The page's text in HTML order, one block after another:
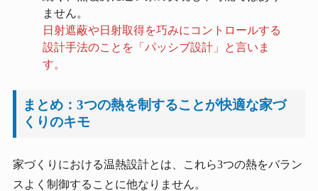
ません。
日射遮蔽や日射取得を巧みにコントロールする
設計手法のことを「パッシブ設計」と言いま
す。
まとめ：3つの熱を制することが快適な家づ
くりのキモ
家づくりにおける温熱設計とは、これら3つの熱をバラン
スよく制御することに他なりません。